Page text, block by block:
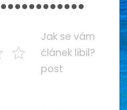
Jak se vám
článek líbil?
post